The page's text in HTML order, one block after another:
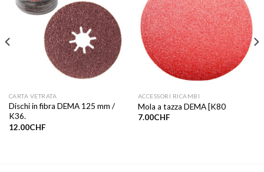
CARTA VETRATA
Dischi in fibra DEMA 125 mm /
K36.
12.00CHF
ACCESSORI RICAMBI
Mola a tazza DEMA [K80
7.00CHF